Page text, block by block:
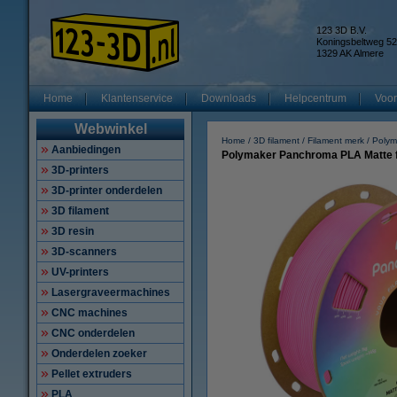
123 3D B.V.
Koningsbeltweg 52
1329 AK Almere
Home Klantenservice Downloads Helpcentrum
Webwinkel
Aanbiedingen
3D-printers
3D-printer onderdelen
3D filament
3D resin
3D-scanners
UV-printers
Lasergraveermachines
CNC machines
CNC onderdelen
Onderdelen zoeker
Pellet extruders
PLA
Home 3D filament Filament merk
Polymaker Panchroma PLA